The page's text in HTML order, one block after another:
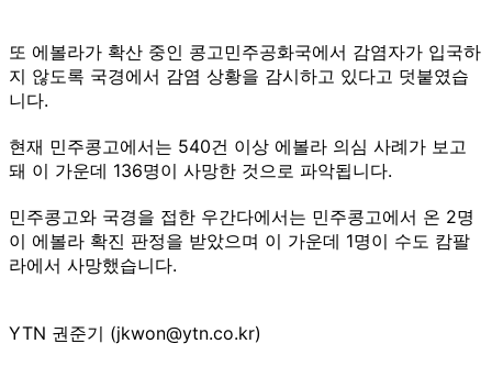
또 에볼라가 확산 중인 콩고민주공화국에서 감염자가 입국하
지 않도록 국경에서 감염 상황을 감시하고 있다고 덧붙였습
니다.
현재 민주콩고에서는 540건 이상 에볼라 의심 사례가 보고
돼 이 가운데 136명이 사망한 것으로 파악됩니다.
민주콩고와 국경을 접한 우간다에서는 민주콩고에서 온 2명
이 에볼라 확진 판정을 받았으며 이 가운데 1명이 수도 캄팔
라에서 사망했습니다.
YTN 권준기 (jkwon@ytn.co.kr)